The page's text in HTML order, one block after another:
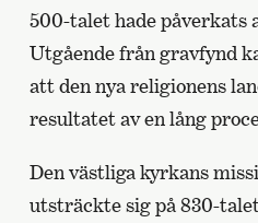
500-talet hade påverkats
Utgående från gravfynd
att den nya religionens
resultatet av en lång
Den västliga kyrkans
utsträckte sig på 830-